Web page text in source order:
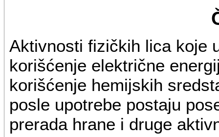
Aktivnosti fizičkih lica koje
korišćenje električne
korišćenje hemijskih
posle upotrebe postaju
prerada hrane i druge